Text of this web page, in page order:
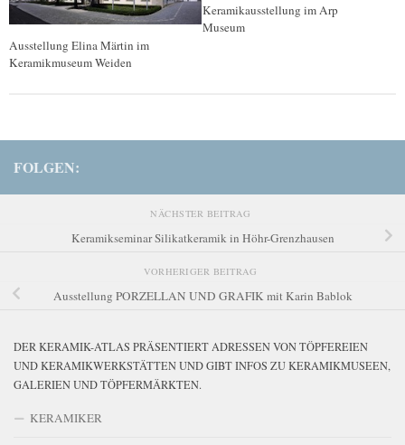
Ausstellung Elina Märtin im
Keramikmuseum Weiden
Keramikausstellung im Arp
Museum
FOLGEN:
NÄCHSTER BEITRAG
Keramikseminar Silikatkeramik in Höhr-Grenzhausen
VORHERIGER BEITRAG
Ausstellung PORZELLAN UND GRAFIK mit Karin Bablok
DER KERAMIK-ATLAS PRÄSENTIERT ADRESSEN VON TÖPFEREIEN
UND KERAMIKWERKSTÄTTEN UND GIBT INFOS ZU KERAMIKMUSEEN,
GALERIEN UND TÖPFERMÄRKTEN.
KERAMIKER